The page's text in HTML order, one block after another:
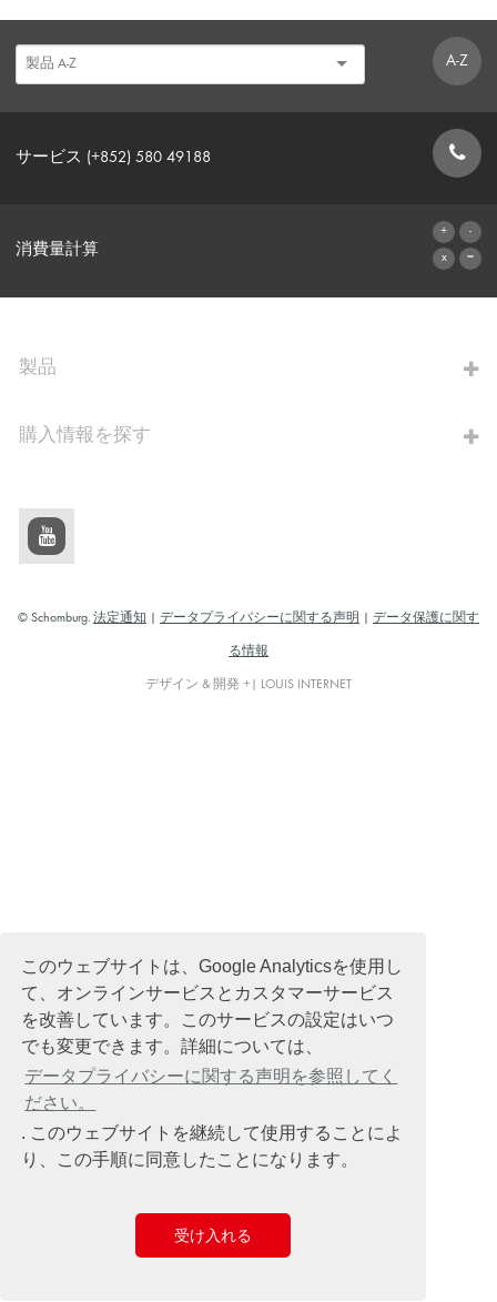
このウェブサイトは、Google Analyticsを使用し
て、オンラインサービスとカスタマーサービス
を改善しています。このサービスの設定はいつ
でも変更できます。詳細については、
データプライバシーに関する声明を参照してく
ださい。
. このウェブサイトを継続して使用することによ
り、この手順に同意したことになります。
受け入れる
A-Z
サービス (+852) 580 49188
消費量計算
製品
購入情報を探す
© Schomburg. 法定通知 データプライバシーに関する声明 データ保護に関す
る情報
デザイン & 開発 +| LOUIS INTERNET